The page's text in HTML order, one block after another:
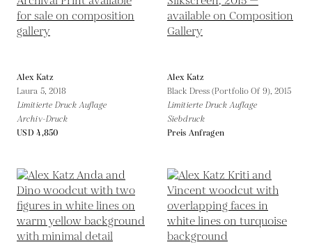
Alex Katz
Laura 5, 2018
Limitierte Druck Auflage
Archiv-Druck
USD 4,850
Alex Katz
Black Dress (Portfolio Of 9),2015
Limitierte Druck Auflage
Siebdruck
Preis Anfragen